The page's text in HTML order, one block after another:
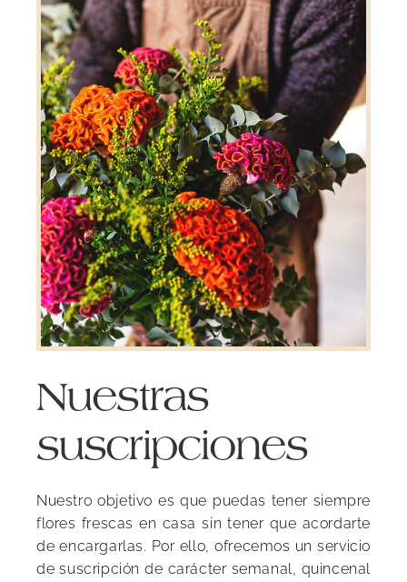
Nuestras
suscripciones
Nuestro objetivo es que puedas tener siempre
flores frescas en casa sin tener que acordarte
de encargarlas. Por ello, ofrecemos un servicio
de suscripción de carácter semanal, quincenal